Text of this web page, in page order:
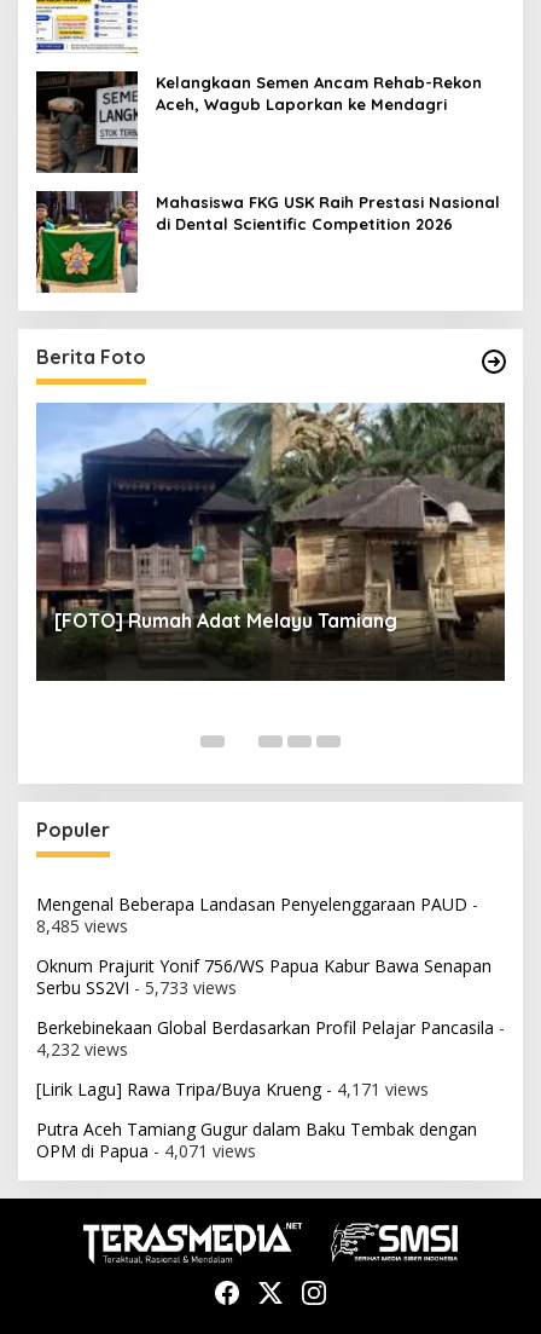
Kelangkaan Semen Ancam Rehab-Rekon
Aceh, Wagub Laporkan ke Mendagri
Mahasiswa FKG USK Raih Prestasi Nasional
di Dental Scientific Competition 2026
Berita Foto
[FOTO] Rumah Adat Melayu Tamiang
Populer
Mengenal Beberapa Landasan Penyelenggaraan PAUD -
8,485 views
Oknum Prajurit Yonif 756/WS Papua Kabur Bawa Senapan
Serbu SS2VI - 5,733 views
Berkebinekaan Global Berdasarkan Profil Pelajar Pancasila -
4,232 views
[Lirik Lagu] Rawa Tripa/Buya Krueng- 4,171 views
Putra Aceh Tamiang Gugur dalam Baku Tembak dengan
OPM di Papua - 4,071 views